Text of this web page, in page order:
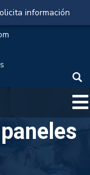
información